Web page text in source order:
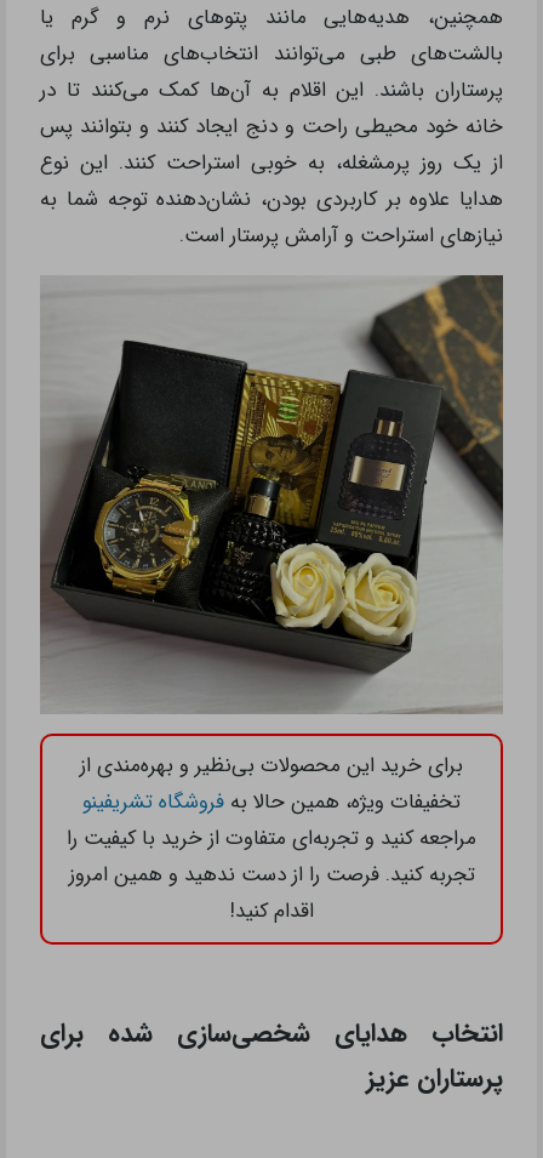
همچنین، هدیه‌هایی مانند پتوهای نرم و گرم یا
بالشت‌های طبی می‌توانند انتخاب‌های مناسبی برای
پرستاران باشند. این اقلام به آن‌ها کمک می‌کنند تا در
خانه خود محیطی راحت و دنج ایجاد کنند و بتوانند پس
از یک روز پرمشغله، به خوبی استراحت کنند. این نوع
هدایا علاوه بر کاربردی بودن، نشان‌دهنده توجه شما به
نیازهای استراحت و آرامش پرستار است.
برای خرید این محصولات بی‌نظیر و بهره‌مندی از
تخفیفات ویژه، همین حالا به فروشگاه تشریفینو
مراجعه کنید و تجربه‌ای متفاوت از خرید با کیفیت را
تجربه کنید. فرصت را از دست ندهید و همین امروز
اقدام کنید!
انتخاب هدایای شخصی‌سازی شده برای
پرستاران عزیز